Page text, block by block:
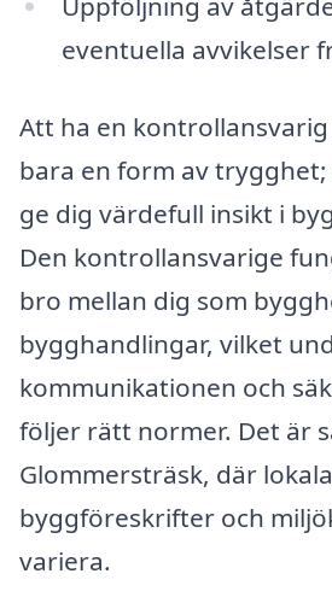
eventuella avvikelser
Att ha en
bara en form av trygghet;
ge dig värdefull insikt i
Den kontrollansvarige
bro mellan dig som
bygghandlingar, vilket
kommunikationen och
följer rätt normer. Det är
Glommersträsk, där lokala
byggföreskrifter och
variera.